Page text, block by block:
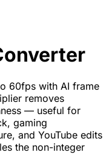
60fps with AI frame
removes
— useful for
gaming
and YouTube edits
the non-integer